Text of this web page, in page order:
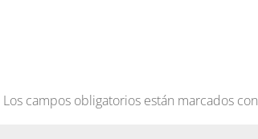
Los campos obligatorios están marcados con